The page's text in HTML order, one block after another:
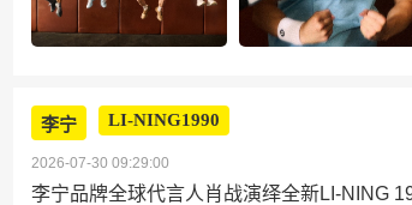
李宁 LI-NING1990
2026-07-30 09:29:00
李宁品牌全球代言人肖战演绎全新LI-NING